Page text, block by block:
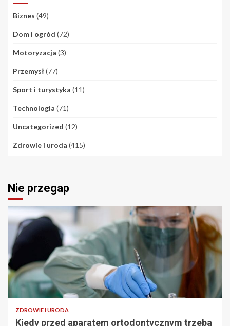
Biznes (49)
Dom i ogród (72)
Motoryzacja (3)
Przemysł(77)
Sport i turystyka (11)
Technologia (71)
Uncategorized (12)
Zdrowie i uroda (415)
Nie przegap
ZDROWIE I URODA
Kiedy przed aparatem ortodontycznym trzeba